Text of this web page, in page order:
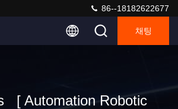
86--18182622677
채팅
[ Automation Robotic